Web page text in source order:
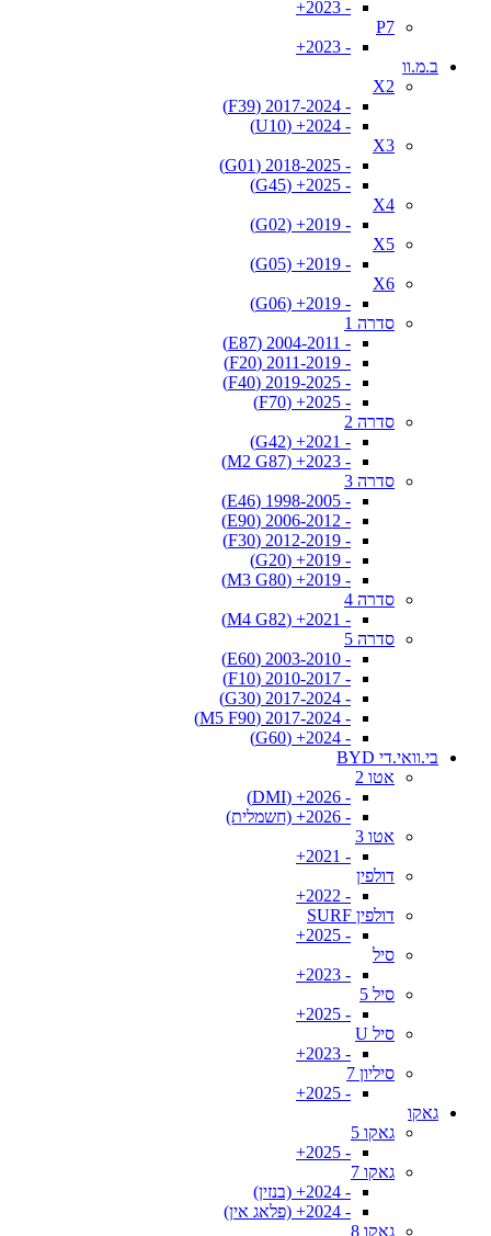
- 2023+
P7
- 2023+
ב.מ.וו
X2
- 2017-2024 (F39)
- 2024+ (U10)
X3
- 2018-2025 (G01)
- 2025+ (G45)
X4
- 2019+ (G02)
X5
- 2019+ (G05)
X6
- 2019+ (G06)
סדרה 1
- 2004-2011 (E87)
- 2011-2019 (F20)
- 2019-2025 (F40)
- 2025+ (F70)
סדרה 2
- 2021+ (G42)
- 2023+ (M2 G87)
סדרה 3
- 1998-2005 (E46)
- 2006-2012 (E90)
- 2012-2019 (F30)
- 2019+ (G20)
- 2019+ (M3 G80)
סדרה 4
- 2021+ (M4 G82)
סדרה 5
- 2003-2010 (E60)
- 2010-2017 (F10)
- 2017-2024 (G30)
- 2017-2024 (M5 F90)
- 2024+ (G60)
בי.וואי.די BYD
אטו 2
- 2026+ (DMI)
- 2026+ (חשמלית)
אטו 3
- 2021+
דולפין
- 2022+
דולפין SURF
- 2025+
סיל
- 2023+
סיל 5
- 2025+
סיל U
- 2023+
סיליון 7
- 2025+
גאקו
גאקו 5
- 2025+
גאקו 7
- 2024+ (בנזין)
- 2024+ (פלאג אין)
גאקו 8